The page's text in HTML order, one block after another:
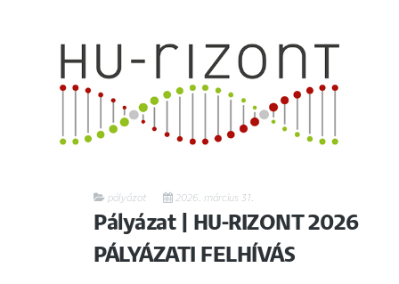
pályázat 2026. március 31.
Pályázat | HU-RIZONT 2026
PÁLYÁZATI FELHÍVÁS